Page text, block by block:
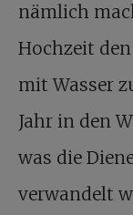
nämlich
Hochzeit
mit Wasser
Jahr in den
was die
verwandelt